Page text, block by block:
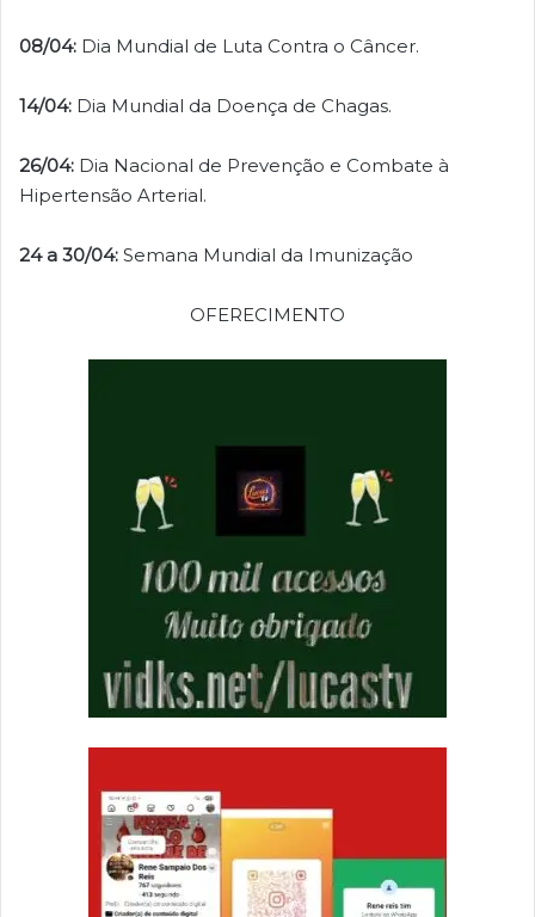
08/04: Dia Mundial de Luta Contra o Câncer.
14/04: Dia Mundial da Doença de Chagas.
26/04: Dia Nacional de Prevenção e Combate à
Hipertensão Arterial.
24 a 30/04: Semana Mundial da Imunização
OFERECIMENTO